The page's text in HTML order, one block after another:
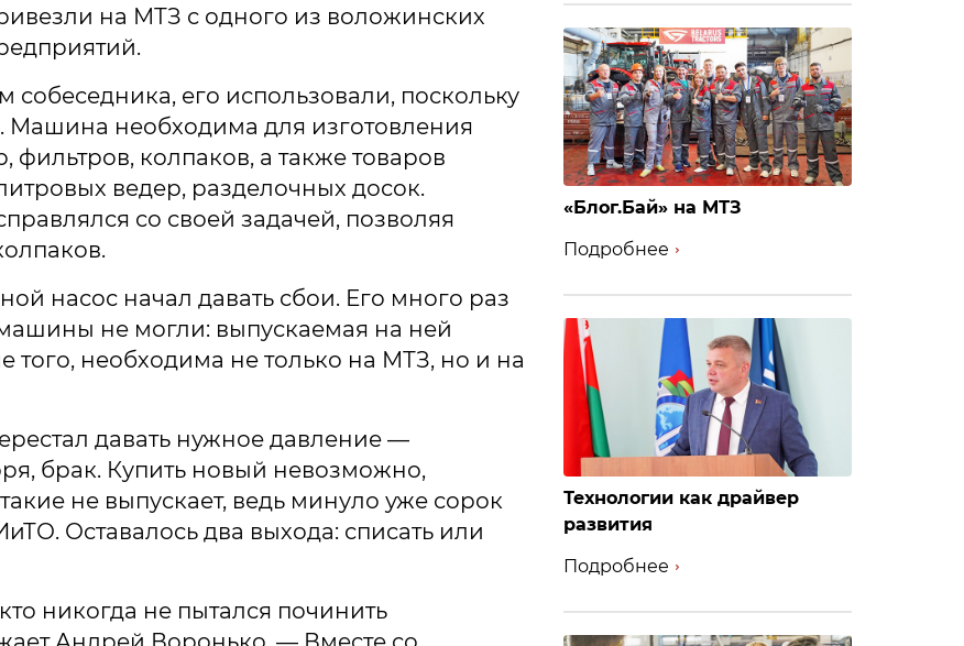
на МТЗ с одного из воложинских
его использовали, поскольку
Машина необходима для изготовления
колпаков, а также товаров
ведер, разделочных досок.
со своей задачей, позволяя
насос начал давать сбои. Его много раз
не могли: выпускаемая на ней
необходима не только на МТЗ, но и на
давать нужное давление —
брак. Купить новый невозможно,
не выпускает, ведь минуло уже сорок
Оставалось два выхода: списать или
никогда не пытался починить
«Блог.Бай» на МТЗ
Подробнее
Технологии как драйвер
развития
Подробнее